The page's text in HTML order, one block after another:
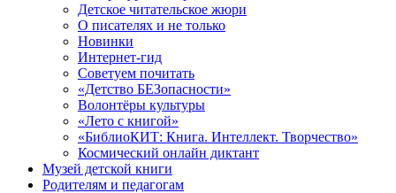
Детское читательское жюри
О писателях и не только
Новинки
Интернет-гид
Советуем почитать
«Детство БЕЗопасности»
Волонтёры культуры
«Лето с книгой»
«БиблиоКИТ: Книга. Интеллект. Творчество»
Космический онлайн диктант
Музей детской книги
Родителям и педагогам